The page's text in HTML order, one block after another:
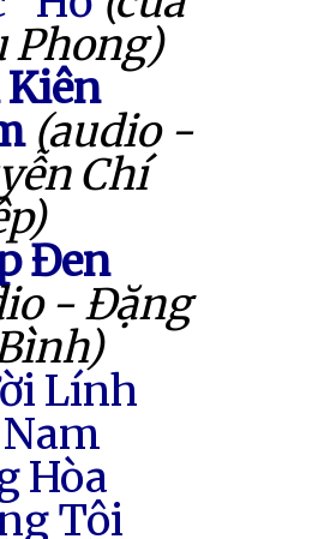
Phong)
(audio -
Chí
Đen
- Đặng
Lính
Hòa
Tôi